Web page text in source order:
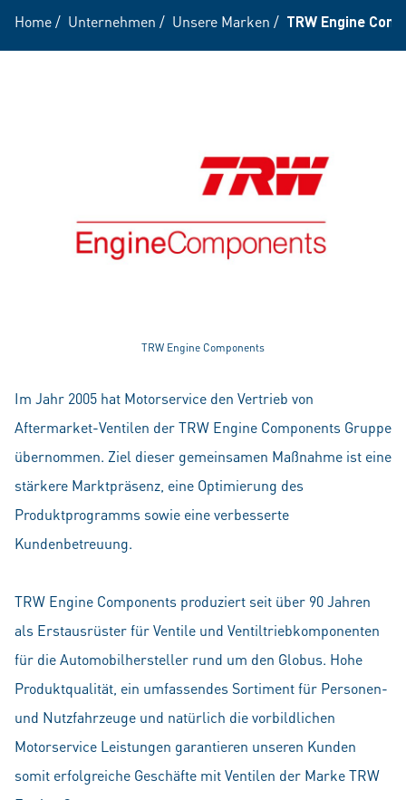
Home/ Unternehmen / Unsere Marken / TRW Engine
TRW Engine Components
Im Jahr 2005 hat Motorservice den Vertrieb von
Aftermarket-Ventilen der TRW Engine Components Gruppe
übernommen. Ziel dieser gemeinsamen Maßnahme ist eine
stärkere Marktpräsenz, eine Optimierung des
Produktprogramms sowie eine verbesserte
Kundenbetreuung.
TRW Engine Components produziert seit über 90 Jahren
als Erstausrüster für Ventile und Ventiltriebkomponenten
für die Automobilhersteller rund um den Globus. Hohe
Produktqualität, ein umfassendes Sortiment für Personen-
und Nutzfahrzeuge und natürlich die vorbildlichen
Motorservice Leistungen garantieren unseren Kunden
somit erfolgreiche Geschäfte mit Ventilen der Marke TRW